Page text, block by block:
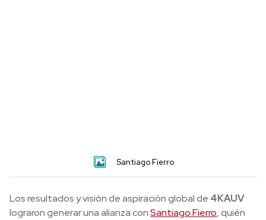
Santiago Fierro
Los resultados y visión de aspiración global de 4KAUV
lograron generar una alianza conSantiago Fierro, quién